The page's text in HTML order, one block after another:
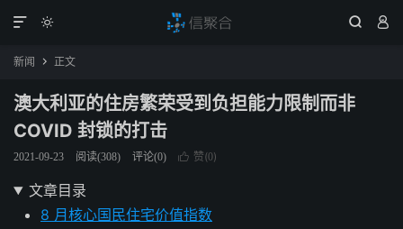
  

新闻  正文
澳大利亚的住房繁荣受到负担能力限制而非
COVID 封锁的打击
2021-09-23 阅读(308) 评论(0)  赞(0)
文章目录
8 月核心国民住宅价值指数